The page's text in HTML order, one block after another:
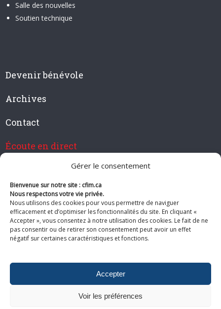
Gérer le consentement
Bienvenue sur notre site : cfim.ca
Nous respectons votre vie privée.
Nous utilisons des cookies pour vous permettre de naviguer
efficacement et d’optimiser les fonctionnalités du site. En cliquant «
Accepter », vous consentez à notre utilisation des cookies. Le fait de ne
pas consentir ou de retirer son consentement peut avoir un effet
négatif sur certaines caractéristiques et fonctions.
Accepter
Voir les préférences
Salle des nouvelles
Soutien technique
Devenir bénévole
Archives
Contact
Écoute en direct
Devenir membre de CFIM
Suivez-nous